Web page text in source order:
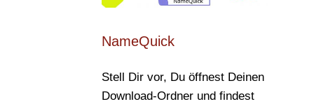
NameQuick
Stell Dir vor, Du öffnest Deinen
Download-Ordner und findest